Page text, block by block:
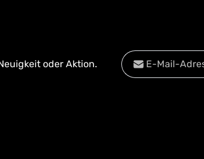
oder Aktion.
E-Mail-Adresse*